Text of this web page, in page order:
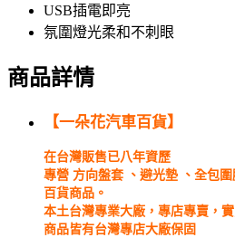
USB插電即亮
氛圍燈光柔和不刺眼
商品詳情
【一朵花汽車百貨】
在台灣販售已八年資歷
專營 方向盤套 、避光墊 、全包
百貨商品。
本土台灣專業大廠，專店專賣，
商品皆有台灣專店大廠保固